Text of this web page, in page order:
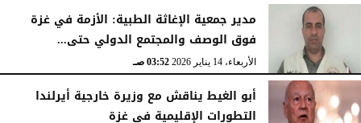
مدير جمعية الإغاثة الطبية: الأزمة في غزة
فوق الوصف والمجتمع الدولي حتى...
الأربعاء، 14 يناير 2026 03:52 صـ
أبو الغيط يناقش مع وزيرة خارجية أيرلندا
التطورات الإقليمية في غزة